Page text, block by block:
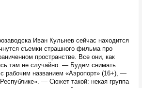
Иван Кульнев сейчас находится
съемки страшного фильма про
пространстве. Все они, как
там не случайно. — Будем снимать
рабочим названием «Аэропорт» (16+), —
— Сюжет такой: некая группа